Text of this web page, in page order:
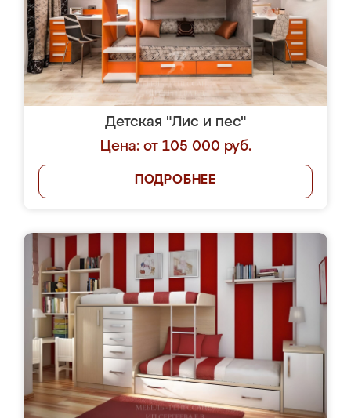
Детская "Лис и пес"
Цена: от 105 000 руб.
ПОДРОБНЕЕ